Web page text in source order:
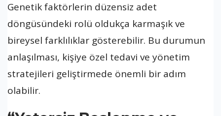
Genetik faktörlerin düzensiz adet
döngüsündeki rolü oldukça karmaşık ve
bireysel farklılıklar gösterebilir. Bu durumun
anlaşılması, kişiye özel tedavi ve yönetim
stratejileri geliştirmede önemli bir adım
olabilir.